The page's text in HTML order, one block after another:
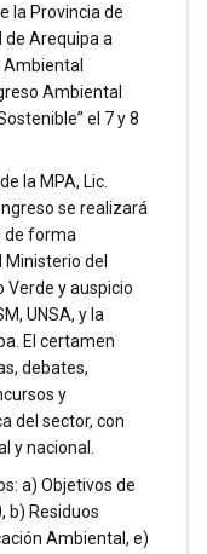
la Provincia de
Arequipa a
Ambiental
Ambiental
el 7 y 8
la MPA, Lic.
se realizará
de forma
del
Verde y auspicio
UNSA, y la
El certamen
debates,
y
del sector, con
y nacional.
a) Objetivos de
b) Residuos
Ambiental, e)